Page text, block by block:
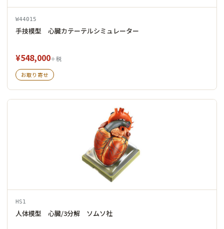
W44015
手技模型 心臓カテーテルシミュレーター
¥548,000＋税
お取り寄せ
HS1
人体模型 心臓/3分解 ソムソ社